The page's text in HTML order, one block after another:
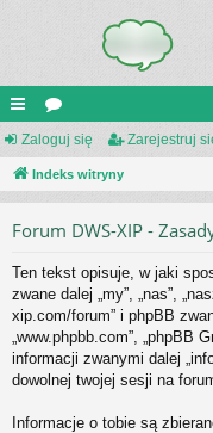
UI
C
IN
K
S
or
a
Zaloguj się Zarejestruj
Indeks witryny
Forum DWS-XIP -
Ten tekst opisuje, w jaki
zwane dalej „my”, „nas”,
xip.com/forum” i phpBB
„www.phpbb.com”, „phpBB
informacji zwanymi dalej
dowolnej twojej sesji na
Informacje o tobie są